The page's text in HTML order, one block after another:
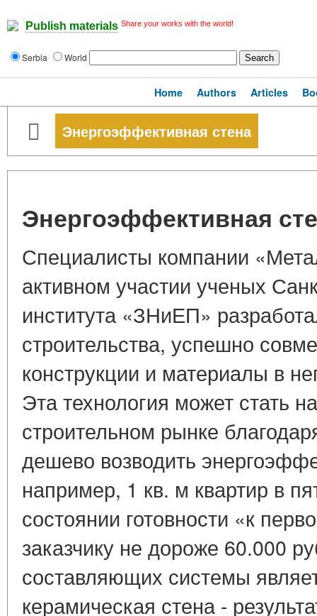
Publish materials Share your works with the world!
Serbia World
Home Authors Articles
Энергоэффективная стена
Энергоэффективная
Специалисты компании
активном участии ученых
института «ЗНиЕП»
строительства, успешно
конструкции и материалы в
Эта технология может стать
строительном рынке
дешево возводить
например, 1 кв. м квартир в
состоянии готовности «к
заказчику не дороже 60.000
составляющих системы
керамическая стена -